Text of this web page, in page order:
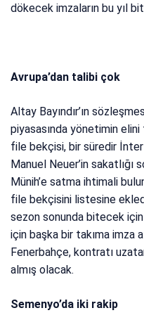
dökecek imzaların bu yıl
Avrupa’dan talibi çok
Altay Bayındır’ın
piyasasında yönetimin elini
file bekçisi, bir süredir İnter
Manuel Neuer’in sakatlığı
Münih’e satma ihtimali
file bekçisini listesine
sezon sonunda bitecek
için başka bir takıma imza
Fenerbahçe, kontratı
almış olacak.
Semenyo’da iki rakip